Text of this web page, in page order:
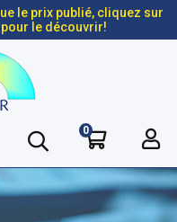
le prix publié, cliquez sur
le découvrir!
0